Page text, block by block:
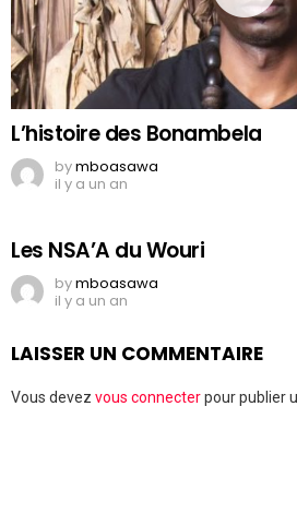
L’histoire des Bonambela
bymboasawa
il y a un an
Les NSA’A du Wouri
bymboasawa
il y a un an
LAISSER UN COMMENTAIRE
Vous devez vous connecterpour publier